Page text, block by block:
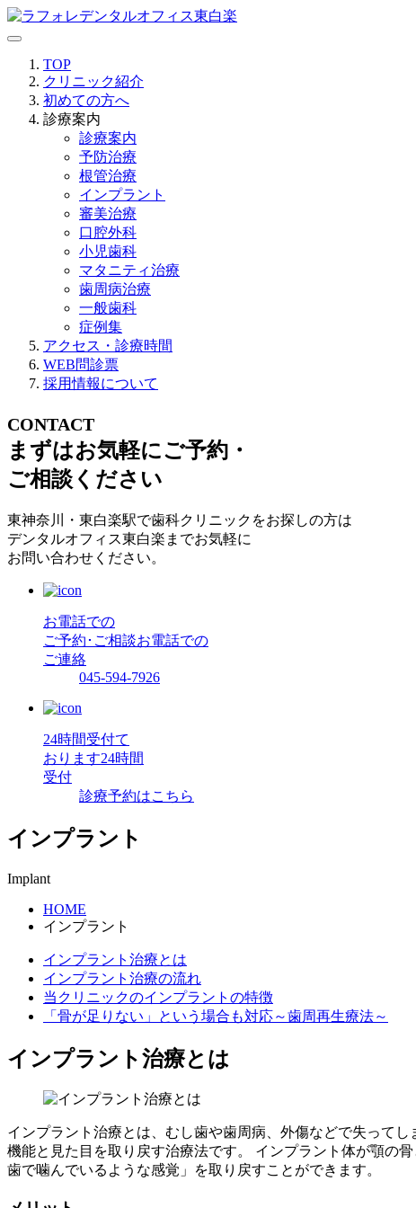
TOP
クリニック紹介
初めての方へ
診療案内
診療案内
予防治療
根管治療
インプラント
審美治療
口腔外科
小児歯科
マタニティ治療
歯周病治療
一般歯科
症例集
アクセス・診療時間
WEB問診票
採用情報について
CONTACT
まずはお気軽にご予約・
ご相談ください
東神奈川・東白楽駅で歯科クリニックをお探しの方は
デンタルオフィス東白楽までお気軽に
お問い合わせください。
お電話での
ご予約･ご相談お電話での
ご連絡
045-594-7926
24時間受付て
おります24時間
受付
診療予約はこちら
インプラント
Implant
HOME
インプラント
インプラント治療とは
インプラント治療の流れ
当クリニックのインプラントの特徴
「骨が足りない」という場合も対応～歯周再生療法～
インプラント治療とは
インプラント治療とは、むし歯や歯周病、外傷などで失って
機能と見た目を取り戻す治療法です。 インプラント体が顎の
歯で噛んでいるような感覚」を取り戻すことができます。